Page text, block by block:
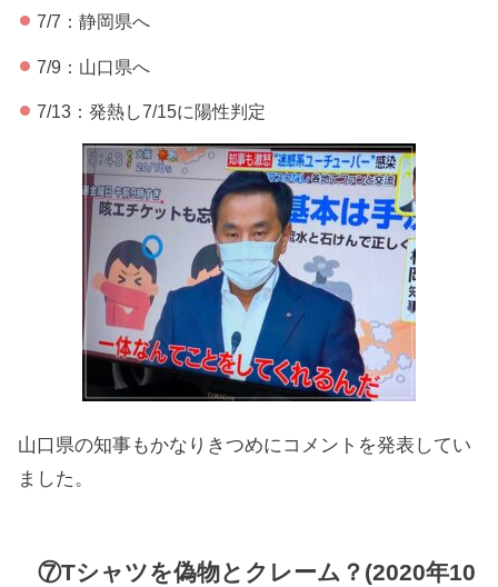
7/7：静岡県へ
7/9：山口県へ
7/13：発熱し7/15に陽性判定
山口県の知事もかなりきつめにコメントを発表してい
ました。
⑦Tシャツを偽物とクレーム？(2020年10